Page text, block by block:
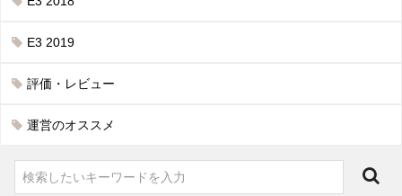
E3 2019
評価・レビュー
運営のオススメ